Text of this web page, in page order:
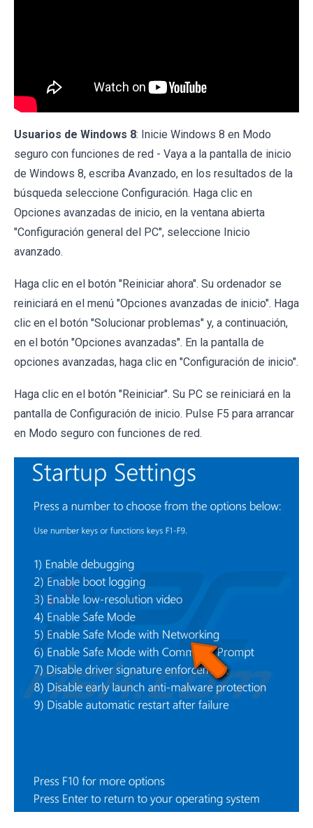
Usuarios de Windows 8: Inicie Windows 8 en Modo
seguro con funciones de red - Vaya a la pantalla de inicio
de Windows 8, escriba Avanzado, en los resultados de la
búsqueda seleccione Configuración. Haga clic en
Opciones avanzadas de inicio, en la ventana abierta
"Configuración general del PC", seleccione Inicio
avanzado.
Haga clic en el botón "Reiniciar ahora". Su ordenador se
reiniciará en el menú "Opciones avanzadas de inicio". Haga
clic en el botón "Solucionar problemas" y, a continuación,
en el botón "Opciones avanzadas". En la pantalla de
opciones avanzadas, haga clic en "Configuración de inicio".
Haga clic en el botón "Reiniciar". Su PC se reiniciará en la
pantalla de Configuración de inicio. Pulse F5 para arrancar
en Modo seguro con funciones de red.